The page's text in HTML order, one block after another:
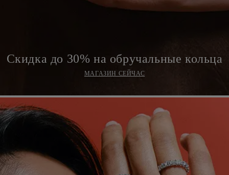
Скидка до 30% на обручальные кольца
МАГАЗИН СЕЙЧАС